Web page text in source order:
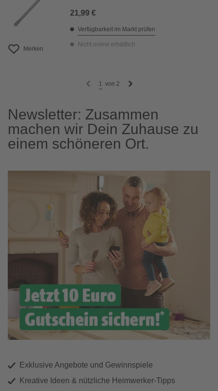
Merken
21,99 €
Verfügbarkeit im Markt prüfen
Nicht online erhältlich
1 von 2
Newsletter: Zusammen
machen wir Dein Zuhause zu
einem schöneren Ort.
Exklusive Angebote und Gewinnspiele
Kreative Ideen & nützliche Heimwerker-Tipps